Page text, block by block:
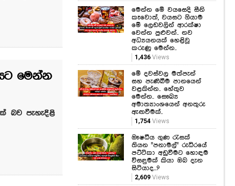
මෙන්න
බව පැහැදිළි
මෙන්න මේ වයසෙදි සීනි
කෑවොත්, වයසට ගියාම
මේ ලෙඩවලින් ආරක්ෂා
වෙන්න පුළුවන්.. නව
අධ්‍යයනයක් හෙළිවූ
කරුණු මෙන්න..
1,436 Views
මේ දවස්වල මත්පැන්
සහ පැණිබීම පානයෙන්
වළකින්න.. හේතුව
මෙන්න.. සෞඛ්‍ය
අමාත්‍යාංශයෙන් අනතුරු
ඇඟවීමක්..
1,754 Views
ඖෂධීය ගුණ රැසක්
තියන "පනාමල්" රුධිරයේ
පට්ටිකා අඩුවීමට හොඳම
විසඳුමක් කියා ඔබ දැන
සිටියාද...?
2,609 Views